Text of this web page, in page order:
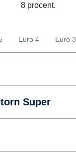
8 procent.
Euro 4 Euro 3
Super